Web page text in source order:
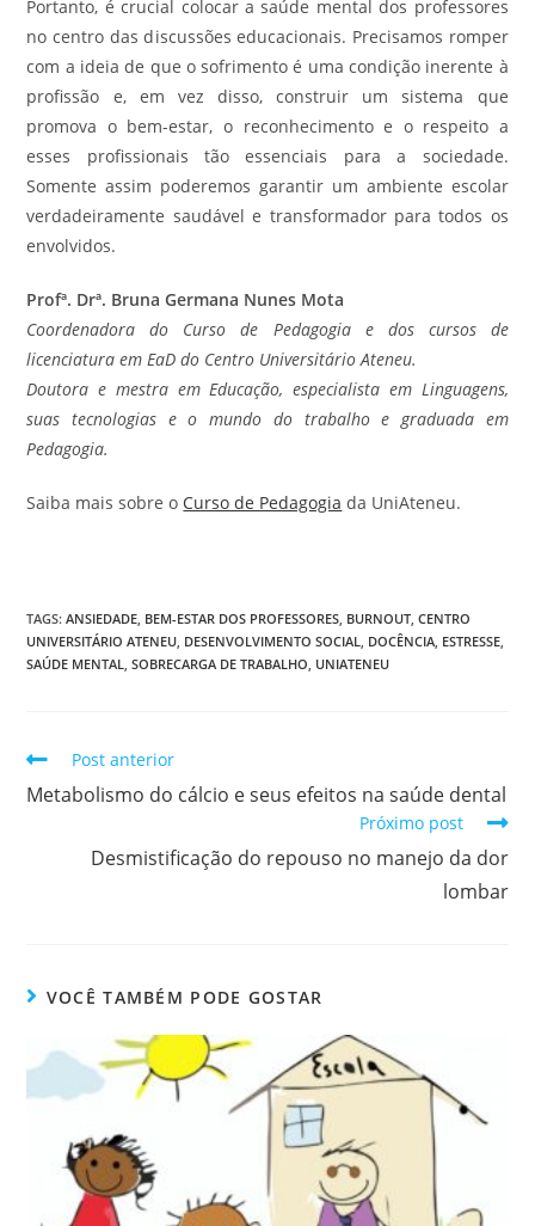
Portanto, é crucial colocar a saúde mental dos professores
no centro das discussões educacionais. Precisamos romper
com a ideia de que o sofrimento é uma condição inerente à
profissão e, em vez disso, construir um sistema que
promova o bem-estar, o reconhecimento e o respeito a
esses profissionais tão essenciais para a sociedade.
Somente assim poderemos garantir um ambiente escolar
verdadeiramente saudável e transformador para todos os
envolvidos.
Profª. Drª. Bruna Germana Nunes Mota
Coordenadora do Curso de Pedagogia e dos cursos de
licenciatura em EaD do Centro Universitário Ateneu.
Doutora e mestra em Educação, especialista em Linguagens,
suas tecnologias e o mundo do trabalho e graduada em
Pedagogia.
Saiba mais sobre o Curso de Pedagogia da UniAteneu.
TAGS:ANSIEDADE, BEM-ESTAR DOS PROFESSORES, BURNOUT, CENTRO
UNIVERSITÁRIO ATENEU, DESENVOLVIMENTO SOCIAL, DOCÊNCIA, ESTRESSE,
SAÚDE MENTAL, SOBRECARGA DE TRABALHO, UNIATENEU
Post anterior
Metabolismo do cálcio e seus efeitos na saúde dental
Próximo post
Desmistificação do repouso no manejo da dor
lombar
VOCÊ TAMBÉM PODE GOSTAR